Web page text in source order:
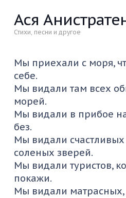
Ася
Стихи, песни и другое
Мы приехали с моря,
себе.
Мы видали там всех
морей.
Мы видали в прибое
без.
Мы видали
соленых зверей.
Мы видали туристов,
покажи.
Мы видали